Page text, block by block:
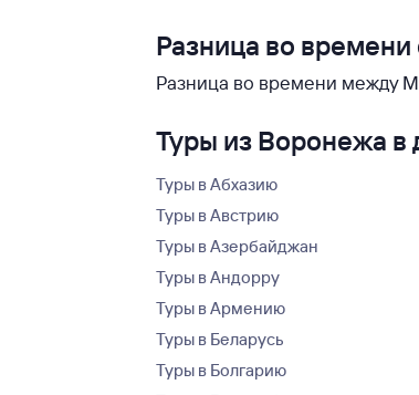
Разница во
Разница во времени между
Туры из Воронежа в
Туры в Абхазию
Туры в Австрию
Туры в Азербайджан
Туры в Андорру
Туры в Армению
Туры в Беларусь
Туры в Болгарию